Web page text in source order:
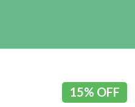
15% OFF